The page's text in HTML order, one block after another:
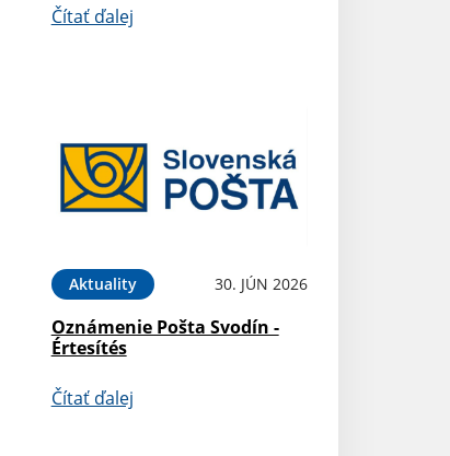
Čítať ďalej
Aktuality 30. JÚN 2026
Oznámenie Pošta Svodín -
Értesítés
Čítať ďalej